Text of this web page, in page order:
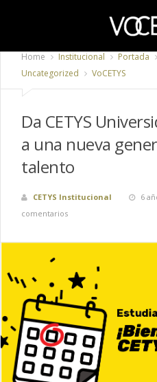
Home Institucional Portada
Uncategorized
VoCETYS
Da CETYS
a una nueva
talento
CETYS Institucional 6
comentarios